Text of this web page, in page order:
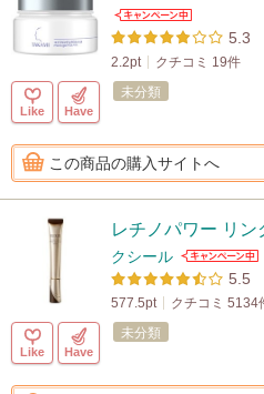
5.3
2.2pt クチコミ 19件
Like Have
未分類
この商品の購入サイトへ
レチノパワー リン
クシール
5.5
577.5pt クチコミ 5134
Like Have
未分類